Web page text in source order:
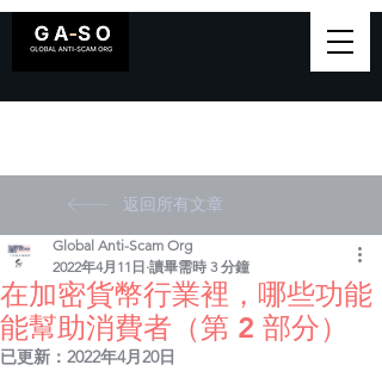
返回所有文章
在加密貨幣行業裡，哪些功能
能幫助消費者（第 2 部分）
Global Anti-Scam Org
2022年4月11日 讀畢需時 3 分鐘
已更新： 2022年4月20日